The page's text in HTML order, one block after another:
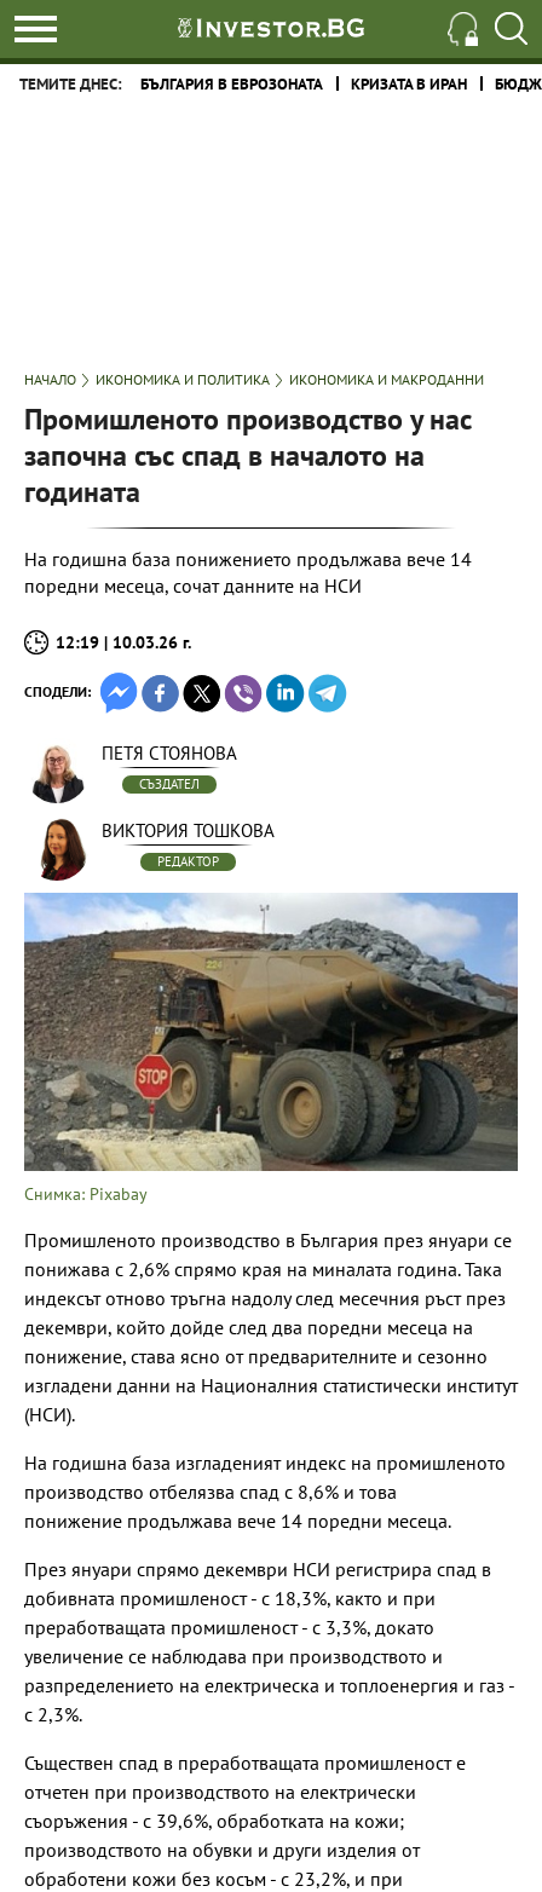
ТЕМИТЕ ДНЕС: БЪЛГАРИЯ В ЕВРОЗОНАТА КРИЗАТА В ИРАН
НАЧАЛО ИКОНОМИКА И ПОЛИТИКА ИКОНОМИКА И МАКРОДАННИ
Промишленото производство у нас
започна със спад в началото на
годината
На годишна база понижението продължава вече 14
поредни месеца, сочат данните на НСИ
12:19 | 10.03.26 г.
СПОДЕЛИ:
ПЕТЯ СТОЯНОВА
СЪЗДАТЕЛ
ВИКТОРИЯ ТОШКОВА
РЕДАКТОР
Снимка: Pixabay
Промишленото производство в България през януари се
понижава с 2,6% спрямо края на миналата година. Така
индексът отново тръгна надолу след месечния ръст през
декември, който дойде след два поредни месеца на
понижение, става ясно от предварителните и сезонно
изгладени данни на Националния статистически институт
(НСИ).
На годишна база изгладеният индекс на промишленото
производство отбелязва спад с 8,6% и това
понижение продължава вече 14 поредни месеца.
През януари спрямо декември НСИ регистрира спад в
добивната промишленост - с 18,3%, както и при
преработващата промишленост - с 3,3%, докато
увеличение се наблюдава при производството и
разпределението на електрическа и топлоенергия и газ -
с 2,3%.
Съществен спад в преработващата промишленост е
отчетен при производството на електрически
съоръжения - с 39,6%, обработката на кожи;
производството на обувки и други изделия от
обработени кожи без косъм - с 23,2%, и при